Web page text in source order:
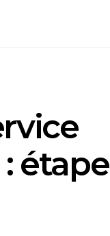
étape